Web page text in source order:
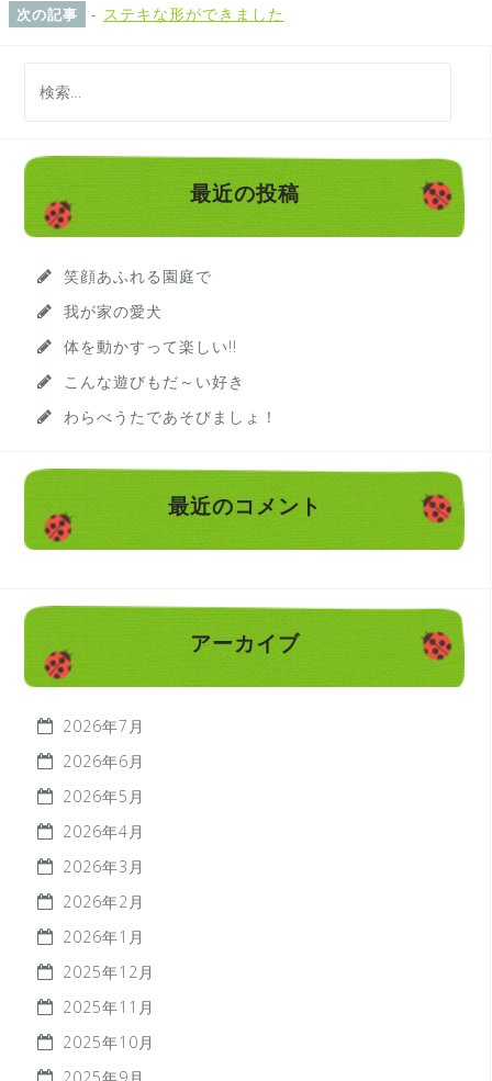
次の記事 - ステキな形ができました
最近の投稿
笑顔あふれる園庭で
我が家の愛犬
体を動かすって楽しい!!
こんな遊びもだ～い好き
わらべうたであそびましょ！
最近のコメント
アーカイブ
2026年7月
2026年6月
2026年5月
2026年4月
2026年3月
2026年2月
2026年1月
2025年12月
2025年11月
2025年10月